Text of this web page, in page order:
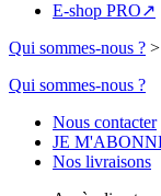
E-shop PRO↗
Qui sommes-nous ? >
Qui sommes-nous ?
Nous contacter
JE
Nos livraisons